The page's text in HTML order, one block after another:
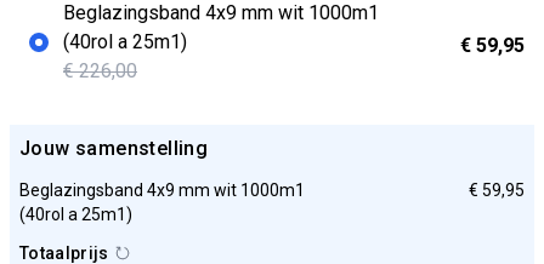
Beglazingsband 4x9 mm wit 1000m1
(40rol a 25m1)
€ 226,00
€ 59,95
Jouw samenstelling
Beglazingsband 4x9 mm wit 1000m1
(40rol a 25m1)
€ 59,95
Totaalprijs